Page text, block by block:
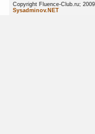
Sysadminov.NET